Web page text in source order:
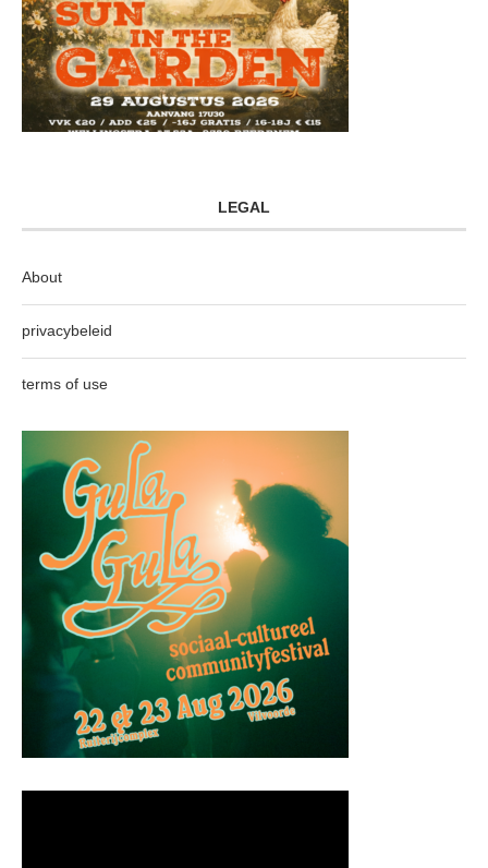
LEGAL
About
privacybeleid
terms of use